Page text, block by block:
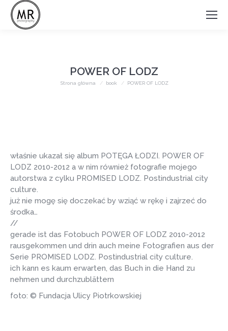
POWER OF LODZ
Jesteś tutaj:
Strona główna book POWER OF LODZ
właśnie ukazał się album POTĘGA ŁODZI. POWER OF
LODZ 2010-2012 a w nim również fotografie mojego
autorstwa z cylku PROMISED LODZ. Postindustrial city
culture.
już nie mogę się doczekać by wziąć w rękę i zajrzeć do
środka…
//
gerade ist das Fotobuch POWER OF LODZ 2010-2012
rausgekommen und drin auch meine Fotografien aus der
Serie PROMISED LODZ. Postindustrial city culture.
ich kann es kaum erwarten, das Buch in die Hand zu
nehmen und durchzublättern
foto: © Fundacja Ulicy Piotrkowskiej